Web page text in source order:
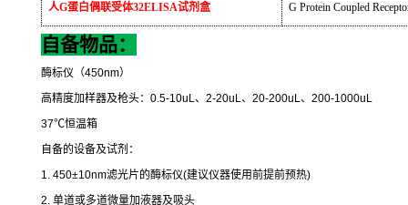
人G蛋白偶联受体32ELISA试剂盒 G Protein Coupled
自备物品：
酶标仪（450nm）
高精度加样器及枪头： 0.5-10uL、 2-20uL、 20-200uL、 200-1000uL
37℃恒温箱
自备的设备及试剂：
1. 450±10nm滤光片的酶标仪(建议仪器使用前提前预热)
2. 单道或多道微量加液器及吸头